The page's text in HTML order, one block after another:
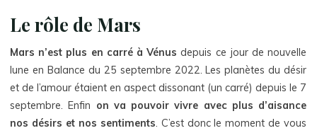
Le rôle de Mars
Mars n’est plus en carré à Vénus depuis ce jour de nouvelle
lune en Balance du 25 septembre 2022. Les planètes du désir
et de l’amour étaient en aspect dissonant (un carré) depuis le 7
septembre. Enfin on va pouvoir vivre avec plus d’aisance
nos désirs et nos sentiments. C’est donc le moment de vous